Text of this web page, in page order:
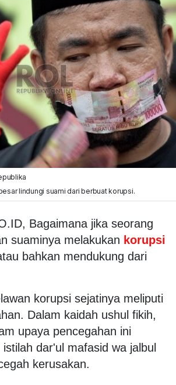
lindungi suami dari berbuat korupsi.
Bagaimana jika seorang
suaminya melakukan korupsi
bahkan mendukung dari
korupsi sejatinya meliputi
Dalam kaidah ushul fikih,
upaya pencegahan ini
dar'ul mafasid wa jalbul
kerusakan.